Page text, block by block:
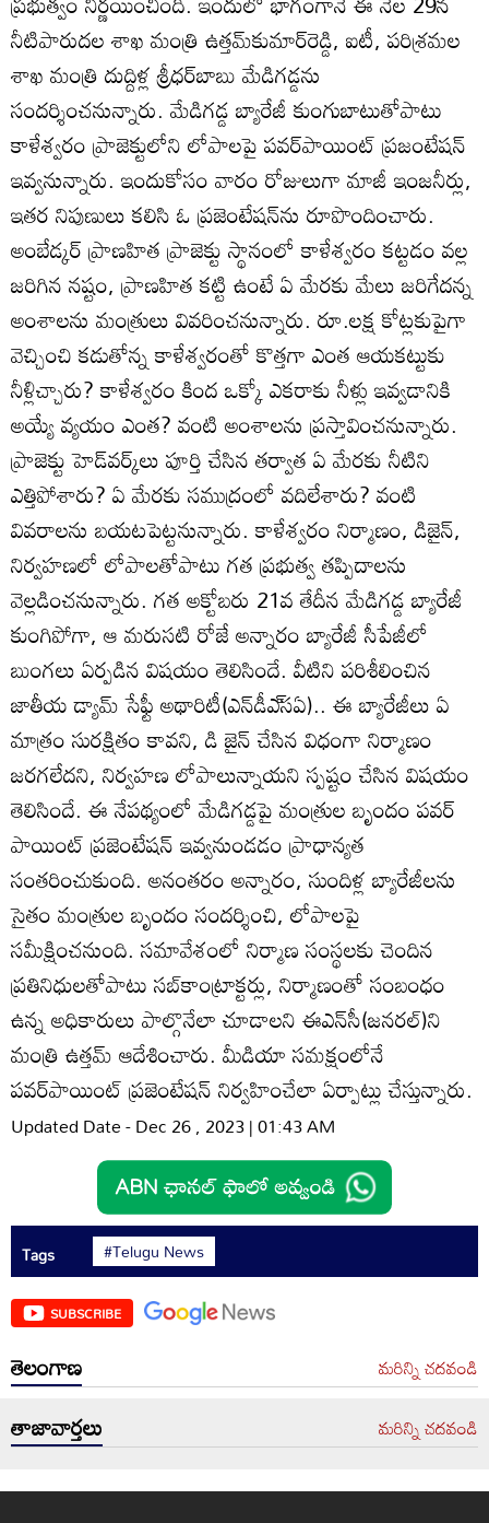
నీటిపారుదల శాఖ మంత్రి ఉత్తమ్‌కుమార్‌రెడ్డి, ఐటీ, పరిశ్రమల
శాఖ మంత్రి దుద్దిళ్ల శ్రీధర్‌బాబు మేడిగడ్డను
సందర్శించనున్నారు. మేడిగడ్డ బ్యారేజీ కుంగుబాటుతోపాటు
కాళేశ్వరం ప్రాజెక్టులోని లోపాలపై పవర్‌పాయింట్‌ ప్రజంటేషన్‌
ఇవ్వనున్నారు. ఇందుకోసం వారం రోజులుగా మాజీ ఇంజనీర్లు,
ఇతర నిపుణులు కలిసి ఓ ప్రజెంటేషన్‌ను రూపొందించారు.
అంబేడ్కర్‌ ప్రాణహిత ప్రాజెక్టు స్థానంలో కాళేశ్వరం కట్టడం వల్ల
జరిగిన నష్టం, ప్రాణహిత కట్టి ఉంటే ఏ మేరకు మేలు జరిగేదన్న
అంశాలను మంత్రులు వివరించనున్నారు. రూ.లక్ష కోట్లకుపైగా
వెచ్చించి కడుతోన్న కాళేశ్వరంతో కొత్తగా ఎంత ఆయకట్టుకు
నీళ్లిచ్చారు? కాళేశ్వరం కింద ఒక్కో ఎకరాకు నీళ్లు ఇవ్వడానికి
అయ్యే వ్యయం ఎంత? వంటి అంశాలను ప్రస్తావించనున్నారు.
ప్రాజెక్టు హెడ్‌వర్క్‌లు పూర్తి చేసిన తర్వాత ఏ మేరకు నీటిని
ఎత్తిపోశారు? ఏ మేరకు సముద్రంలో వదిలేశారు? వంటి
వివరాలను బయటపెట్టనున్నారు. కాళేశ్వరం నిర్మాణం, డిజైన్‌,
నిర్వహణలో లోపాలతోపాటు గత ప్రభుత్వ తప్పిదాలను
వెల్లడించనున్నారు. గత అక్టోబరు 21వ తేదీన మేడిగడ్డ బ్యారేజీ
కుంగిపోగా, ఆ మరుసటి రోజే అన్నారం బ్యారేజీ సీపేజీలో
బుంగలు ఏర్పడిన విషయం తెలిసిందే. వీటిని పరిశీలించిన
జాతీయ డ్యామ్‌ సేఫ్టీ అథారిటీ(ఎన్‌డీఎ్‌సఏ).. ఈ బ్యారేజీలు ఏ
మాత్రం సురక్షితం కావని, డి జైన్‌ చేసిన విధంగా నిర్మాణం
జరగలేదని, నిర్వహణ లోపాలున్నాయని స్పష్టం చేసిన విషయం
తెలిసిందే. ఈ నేపథ్యంలో మేడిగడ్డపై మంత్రుల బృందం పవర్‌
పాయింట్‌ ప్రజెంటేషన్‌ ఇవ్వనుండడం ప్రాధాన్యత
సంతరించుకుంది. అనంతరం అన్నారం, సుందిళ్ల బ్యారేజీలను
సైతం మంత్రుల బృందం సందర్శించి, లోపాలపై
సమీక్షించనుంది. సమావేశంలో నిర్మాణ సంస్థలకు చెందిన
ప్రతినిధులతోపాటు సబ్‌కాంట్రాక్టర్లు, నిర్మాణంతో సంబంధం
ఉన్న అధికారులు పాల్గొనేలా చూడాలని ఈఎన్‌సీ(జనరల్‌)ని
మంత్రి ఉత్తమ్‌ ఆదేశించారు. మీడియా సమక్షంలోనే
పవర్‌పాయింట్‌ ప్రజెంటేషన్‌ నిర్వహించేలా ఏర్పాట్లు చేస్తున్నారు.
Updated Date - Dec 26 , 2023 | 01:43 AM
Tags #Telugu News
SUBSCRIBE
తెలంగాణ మరిన్ని చదవండి
తాజావార్తలు మరిన్ని చదవండి